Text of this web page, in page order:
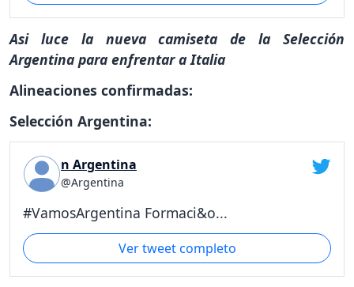
Asi luce la nueva camiseta de la Selección
Argentina para enfrentar a Italia
Alineaciones confirmadas:
Selección Argentina:
n Argentina
@Argentina
#VamosArgentina Formaci&o...
Ver tweet completo